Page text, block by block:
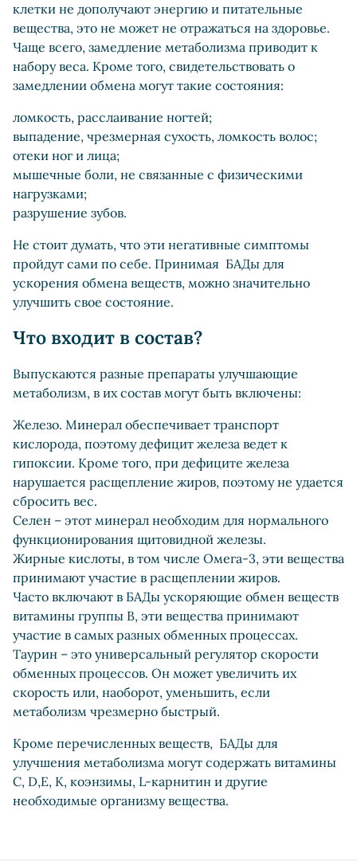
клетки не дополучают энергию и питательные
вещества, это не может не отражаться на здоровье.
Чаще всего, замедление метаболизма приводит к
набору веса. Кроме того, свидетельствовать о
замедлении обмена могут такие состояния:
ломкость, расслаивание ногтей;
выпадение, чрезмерная сухость, ломкость волос;
отеки ног и лица;
мышечные боли, не связанные с физическими
нагрузками;
разрушение зубов.
Не стоит думать, что эти негативные симптомы
пройдут сами по себе. Принимая БАДы для
ускорения обмена веществ, можно значительно
улучшить свое состояние.
Что входит в состав?
Выпускаются разные препараты улучшающие
метаболизм, в их состав могут быть включены:
Железо. Минерал обеспечивает транспорт
кислорода, поэтому дефицит железа ведет к
гипоксии. Кроме того, при дефиците железа
нарушается расщепление жиров, поэтому не удается
сбросить вес.
Селен – этот минерал необходим для нормального
функционирования щитовидной железы.
Жирные кислоты, в том числе Омега-3, эти вещества
принимают участие в расщеплении жиров.
Часто включают в БАДы ускоряющие обмен веществ
витамины группы B, эти вещества принимают
участие в самых разных обменных процессах.
Таурин – это универсальный регулятор скорости
обменных процессов. Он может увеличить их
скорость или, наоборот, уменьшить, если
метаболизм чрезмерно быстрый.
Кроме перечисленных веществ, БАДы для
улучшения метаболизма могут содержать витамины
C, D,E, K, коэнзимы, L-карнитин и другие
необходимые организму вещества.